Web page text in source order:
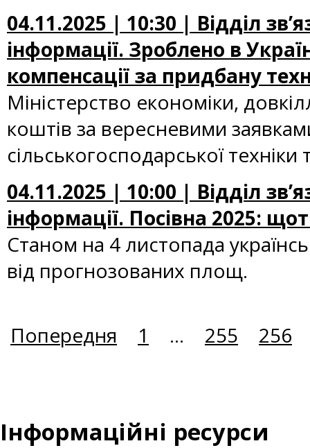
04.11.2025 | 10:30 | Відділ
інформації. Зроблено в
компенсації за придбану
Міністерство економіки,
коштів за вересневими
сільськогосподарської
04.11.2025 | 10:00 | Відділ
інформації. Посівна 2025:
Станом на 4 листопада
від прогнозованих площ.
Попередня 1 ... 255 256
Інформаційні ресурси